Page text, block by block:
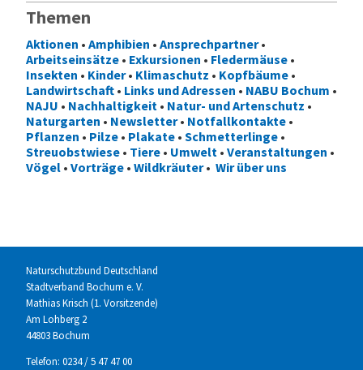
Themen
Aktionen • Amphibien • Ansprechpartner•
Arbeitseinsätze • Exkursionen • Fledermäuse •
Insekten • Kinder• Klimaschutz • Kopfbäume •
Landwirtschaft • Links und Adressen • NABU Bochum •
NAJU • Nachhaltigkeit • Natur- und Artenschutz •
Naturgarten • Newsletter• Notfallkontakte •
Pflanzen • Pilze • Plakate • Schmetterlinge •
Streuobstwiese • Tiere • Umwelt • Veranstaltungen •
Vögel • Vorträge • Wildkräuter• Wir über uns
Naturschutzbund Deutschland
Stadtverband Bochum e. V.
Mathias Krisch (1. Vorsitzende)
Am Lohberg 2
44803 Bochum
Telefon: 0234 / 5 47 47 00